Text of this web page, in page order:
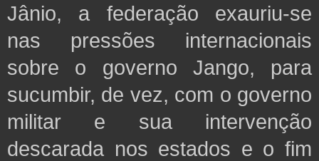
Jânio, a federação exauriu-se
nas pressões internacionais
sobre o governo Jango, para
sucumbir, de vez, com o governo
militar e sua intervenção
descarada nos estados e o fim